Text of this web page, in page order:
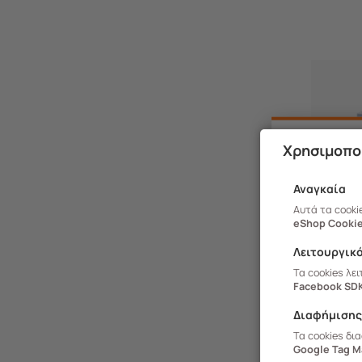
Αναγκαία
Αυτά τα
eShop
Τα cookies
Facebook
Διαφήμισης
Τα cookies
Google Tag